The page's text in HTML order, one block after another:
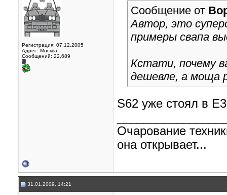
Регистрация: 07.12.2005
Адрес: Москва
Сообщений: 22,689
Сообщение от
Автор, это
примеры свапа
Кстати, почему
дешевле, а моща
S62 уже стоял в
Очарование
она открывает...
31.01.2009, 14:21